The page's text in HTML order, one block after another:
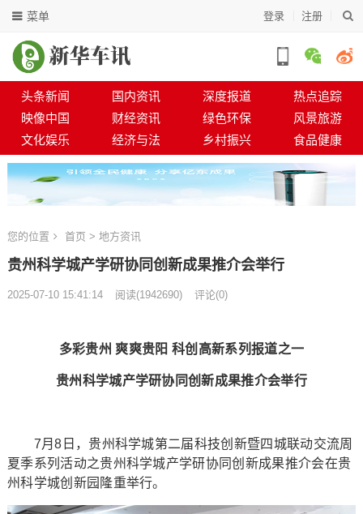
登录 注册
菜单
头条新闻 国内资讯 深度报道
热点追踪
映像中国
财经资讯 绿色环保
风景旅游
文化娱乐
经济与法 乡村振兴 食品健康
您的位置 首页 > 地方资讯
贵州科学城产学研协同创新成果推介会举行
2025-07-10 15:41:14 阅读(1942690) 评论(0)
多彩贵州 爽爽贵阳 科创高新系列报道之一
贵州科学城产学研协同创新成果推介会举行
7月8日，贵州科学城第二届科技创新暨四城联动交流周
夏季系列活动之贵州科学城产学研协同创新成果推介会在贵
州科学城创新园隆重举行。